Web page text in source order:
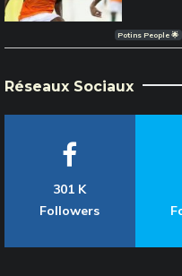
Potins People 🌟
Réseaux Sociaux
301 K
Followers